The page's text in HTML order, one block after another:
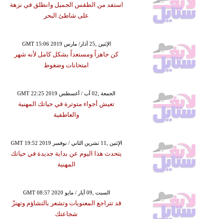
استفد من الطقس الجميل وانطلق في نزهة
على شاطئ البحر
GMT 15:06 2019 الإثنين ,25 آذار/ مارس
كن جاهزاً ومستعداً بشكل كامل لأنه شهر
امتحانات وضغوط
GMT 22:25 2019 الجمعة ,02 آب / أغسطس
تعيش أجواء متوترة في حياتك المهنية
والعاطفية
GMT 19:52 2019 الإثنين ,11 تشرين الثاني / نوفمبر
يتحدث هذا اليوم عن بداية جديدة في حياتك
المهنية
GMT 08:57 2020 السبت ,09 أيار / مايو
قد تتراجع المعنويات وتشعر بالتشاؤم وتهتزّ
شجاعتك